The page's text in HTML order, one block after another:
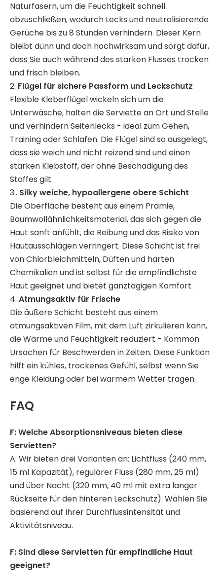
Naturfasern, um die Feuchtigkeit schnell
abzuschließen, wodurch Lecks und neutralisierende
Gerüche bis zu 8 Stunden verhindern. Dieser Kern
bleibt dünn und doch hochwirksam und sorgt dafür,
dass Sie auch während des starken Flusses trocken
und frisch bleiben.
2. Flügel für sichere Passform und Leckschutz
Flexible Kleberflügel wickeln sich um die
Unterwäsche, halten die Serviette an Ort und Stelle
und verhindern Seitenlecks - ideal zum Gehen,
Training oder Schlafen. Die Flügel sind so ausgelegt,
dass sie weich und nicht reizend sind und einen
starken Klebstoff, der ohne Beschädigung des
Stoffes gilt.
3.. Silky weiche, hypoallergene obere Schicht
Die Oberfläche besteht aus einem Prämie,
Baumwollähnlichkeitsmaterial, das sich gegen die
Haut sanft anfühlt, die Reibung und das Risiko von
Hautausschlägen verringert. Diese Schicht ist frei
von Chlorbleichmitteln, Düften und harten
Chemikalien und ist selbst für die empfindlichste
Haut geeignet und bietet ganztägigen Komfort.
4. Atmungsaktiv für Frische
Die äußere Schicht besteht aus einem
atmungsaktiven Film, mit dem Luft zirkulieren kann,
die Wärme und Feuchtigkeit reduziert - Kommon
Ursachen für Beschwerden in Zeiten. Diese Funktion
hilft ein kühles, trockenes Gefühl, selbst wenn Sie
enge Kleidung oder bei warmem Wetter tragen.
FAQ
F: Welche Absorptionsniveaus bieten diese
Servietten?
A: Wir bieten drei Varianten an: Lichtfluss (240 mm,
15 ml Kapazität), regulärer Fluss (280 mm, 25 ml)
und über Nacht (320 mm, 40 ml mit extra langer
Rückseite für den hinteren Leckschutz). Wählen Sie
basierend auf Ihrer Durchflussintensität und
Aktivitätsniveau.
F: Sind diese Servietten für empfindliche Haut
geeignet?